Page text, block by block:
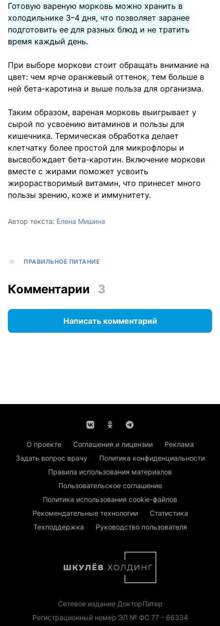
Готовую вареную морковь можно хранить в
холодильнике 3–4 дня, что позволяет заранее
подготовить ее для разных блюд и не тратить
время каждый день.
При выборе моркови стоит обращать внимание на
цвет: чем ярче оранжевый оттенок, тем больше в
ней бета-каротина и выше польза для организма.
Таким образом, вареная морковь выигрывает у
сырой по усвоению витаминов и пользы для
кишечника. Термическая обработка делает
клетчатку более простой для микрофлоры и
высвобождает бета-каротин. Включение моркови
вместе с жирами поможет усвоить
жирорастворимый витамин, что принесет много
пользы зрению, коже и иммунитету.
Автор текста: Елена Мишина
ПРАВИЛЬНОЕ ПИТАНИЕ
Комментарии 3
Написать комментарий
О проекте Соглашения и лицензии
Реклама
Задать вопрос врачу
Политика конфиденциальности
Правила использования материалов
Пользовательское соглашение
Политика использования cookie-файлов
Рекомендательные технологии
Статистика
Техподдержка
Руководство пользователя
Сетевое издание ДокторПитер
Регистрационный номер ЭЛ № ФС 77 - 66334